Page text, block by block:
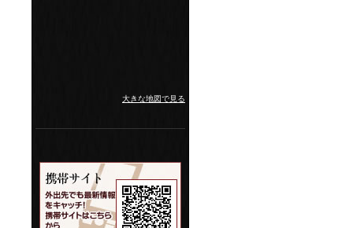
大きな地図で見る